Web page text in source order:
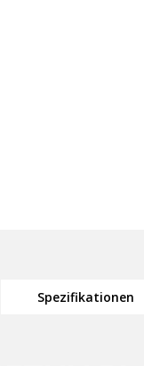
Spezifikationen